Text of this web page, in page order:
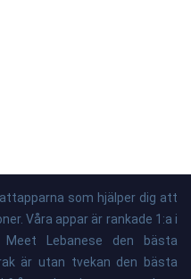
som hjälper dig att
Våra appar är rankade 1:a i
Lebanese den bästa
är utan tvekan den bästa